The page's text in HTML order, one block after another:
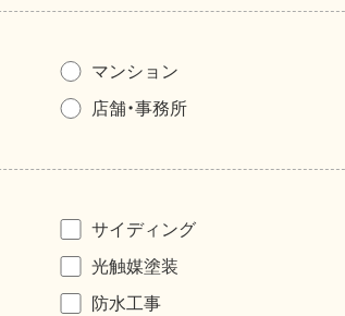
マンション
店舗・事務所
サイディング
光触媒塗装
防水工事